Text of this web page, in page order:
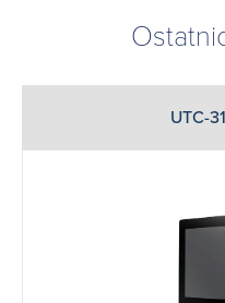
UTC-